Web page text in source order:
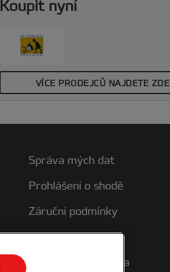
Koupit nyní
VÍCE PRODEJCŮ NAJDETE ZDE
Správa mých dat
Prohlášení o shodě
Záruční podmínky
Mapa stránek
Zákaznická podpora